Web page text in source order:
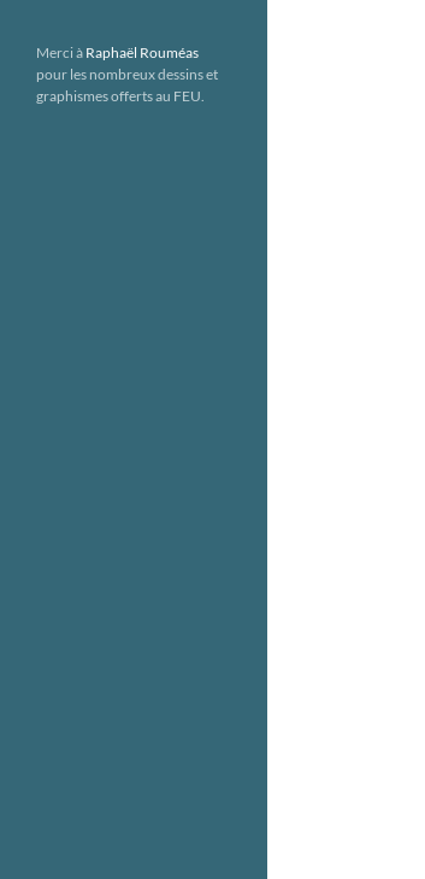
Merci à Raphaël Rouméas
pour les nombreux dessins et
graphismes offerts au FEU.